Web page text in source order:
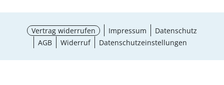
Vertrag widerrufen Impressum
Datenschutz
AGB
Widerruf Datenschutzeinstellungen